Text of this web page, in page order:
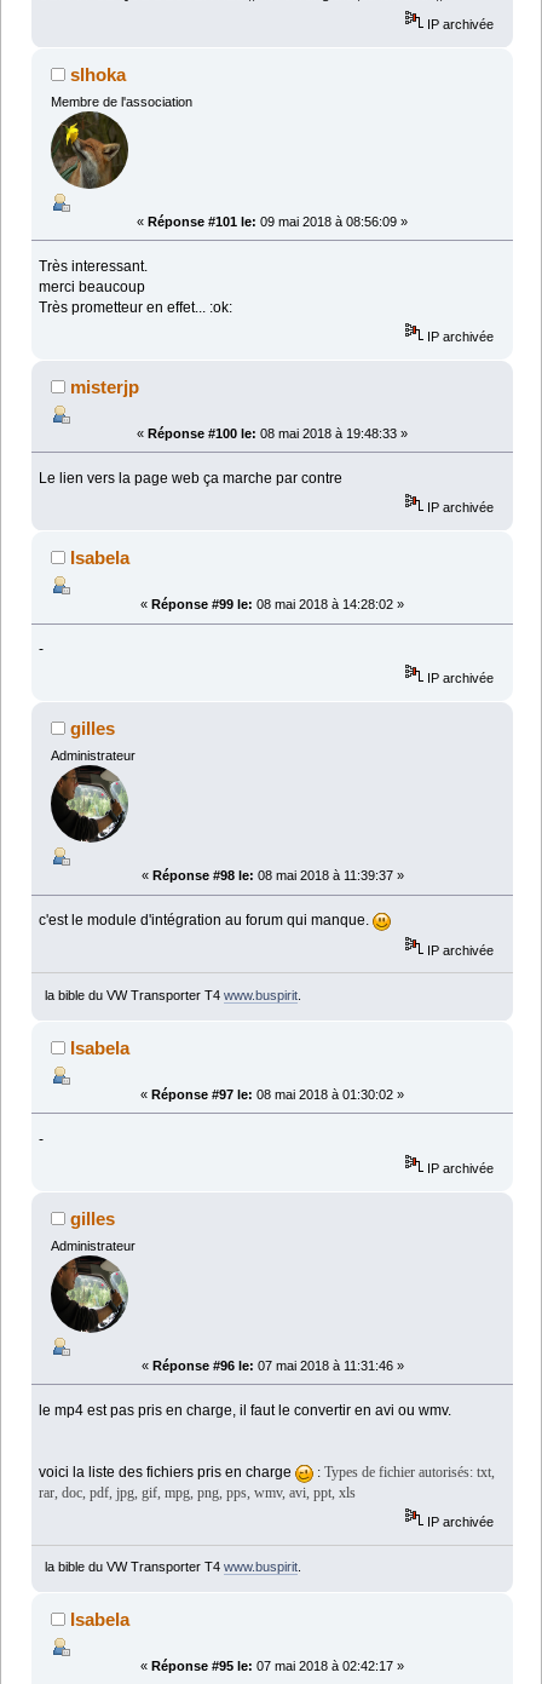
IP archivée
slhoka
Membre de l'association
« Réponse #101 le: 09 mai 2018 à 08:56:09 »
Très interessant.
merci beaucoup
Très prometteur en effet... :ok:
IP archivée
misterjp
« Réponse #100 le: 08 mai 2018 à 19:48:33 »
Le lien vers la page web ça marche par contre
IP archivée
Isabela
« Réponse #99 le: 08 mai 2018 à 14:28:02 »
-
IP archivée
gilles
Administrateur
« Réponse #98 le: 08 mai 2018 à 11:39:37 »
c'est le module d'intégration au forum qui manque.
IP archivée
la bible du VW Transporter T4 www.buspirit.
Isabela
« Réponse #97 le: 08 mai 2018 à 01:30:02 »
-
IP archivée
gilles
Administrateur
« Réponse #96 le: 07 mai 2018 à 11:31:46 »
le mp4 est pas pris en charge, il faut le convertir en avi ou wmv.
voici la liste des fichiers pris en charge : Types de fichier autorisés: txt,
rar, doc, pdf, jpg, gif, mpg, png, pps, wmv, avi, ppt, xls
IP archivée
la bible du VW Transporter T4 www.buspirit.
Isabela
« Réponse #95 le: 07 mai 2018 à 02:42:17 »